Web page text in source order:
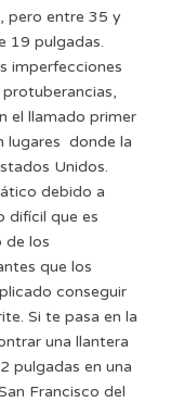
pero entre 35 y
19 pulgadas.
imperfecciones
el llamado primer
lugares donde la
Unidos.
debido a
difícil que es
de los
que los
conseguir
Si te pasa en la
una llantera
pulgadas en una
Francisco del